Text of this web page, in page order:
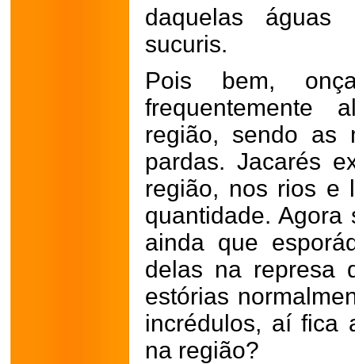
daquelas
sucuris.
Pois bem,
frequentemente
região, sendo as
pardas. Jacarés
região, nos rios e
quantidade.
ainda que
delas na represa
estórias
incrédulos, aí fica
na região?